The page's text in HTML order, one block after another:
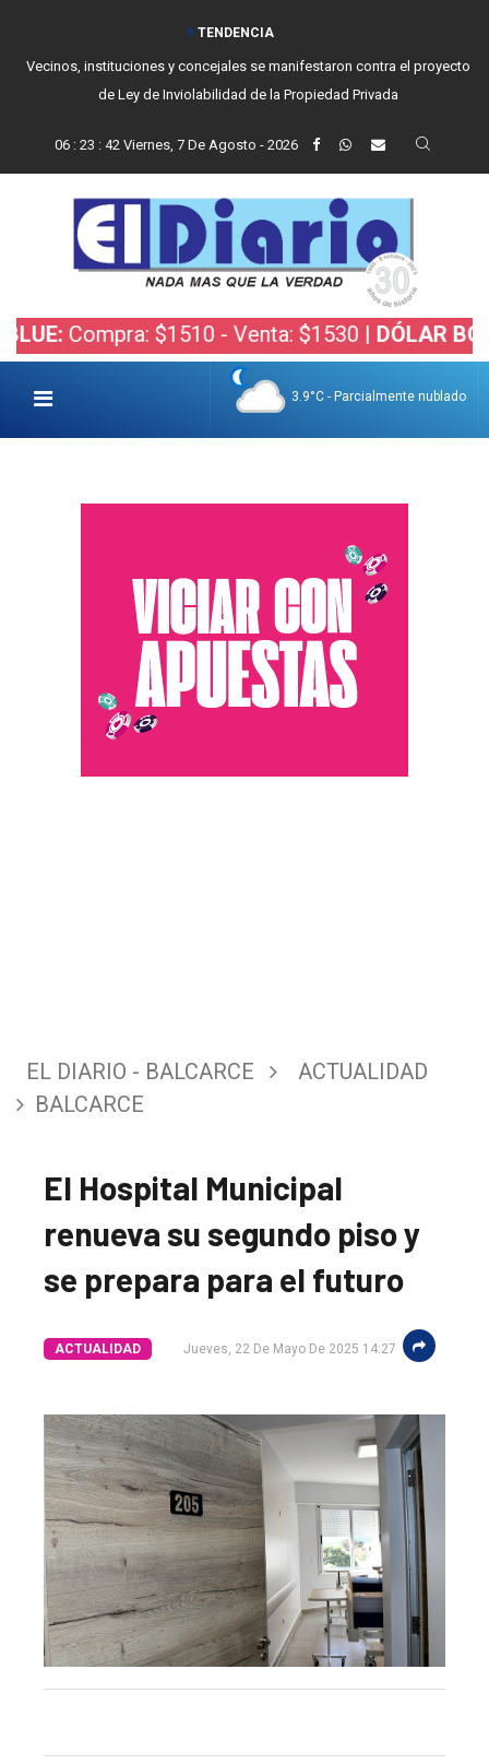
TENDENCIA
Vecinos, instituciones y concejales se manifestaron contra el proyecto
de Ley de Inviolabilidad de la Propiedad Privada
06: 23 : 44 Viernes, 7 De Agosto - 2026
$1510 - Venta: $1530 |DÓLAR BOLSA:
3.9°C - Parcialmente nublado
EL DIARIO - BALCARCE
ACTUALIDAD
BALCARCE
El Hospital Municipal
renueva su segundo piso y
se prepara para el futuro
ACTUALIDAD Jueves, 22 De Mayo De 2025 14:27